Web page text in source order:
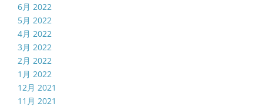
6月 2022
5月 2022
4月 2022
3月 2022
2月 2022
1月 2022
12月 2021
11月 2021